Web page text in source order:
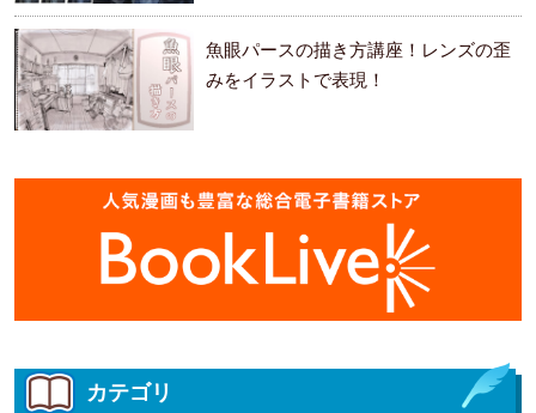
ます。
魚眼パースの描き方講座！レンズの歪
みをイラストで表現！
カテゴリ